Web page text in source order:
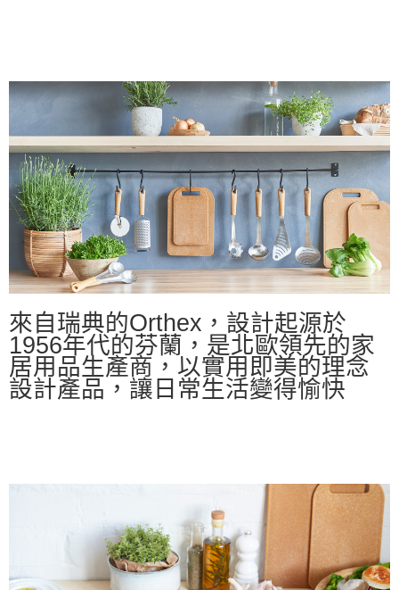
來自瑞典的Orthex ，設計起源於
1956年代的芬蘭 ， 是北歐領先的家
居用品生產商，以實用即美的理念
設計產品，讓日常生活變得愉快